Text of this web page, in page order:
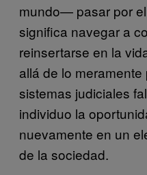
mundo— pasar por
significa navegar a
reinsertarse en la
allá de lo
sistemas judiciales
individuo la
nuevamente en un
de la sociedad.